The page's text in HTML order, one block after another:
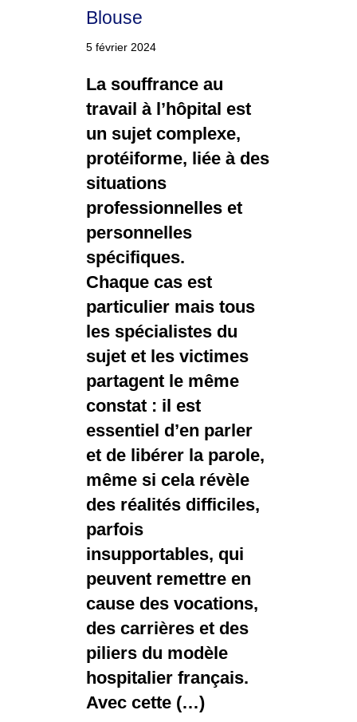
Blouse
5 février 2024
La souffrance au
travail à l’hôpital est
un sujet complexe,
protéiforme, liée à des
situations
professionnelles et
personnelles
spécifiques.
Chaque cas est
particulier mais tous
les spécialistes du
sujet et les victimes
partagent le même
constat : il est
essentiel d’en parler
et de libérer la parole,
même si cela révèle
des réalités difficiles,
parfois
insupportables, qui
peuvent remettre en
cause des vocations,
des carrières et des
piliers du modèle
hospitalier français.
Avec cette (…)